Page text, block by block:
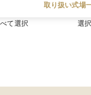
取り扱い式場
て選択 選